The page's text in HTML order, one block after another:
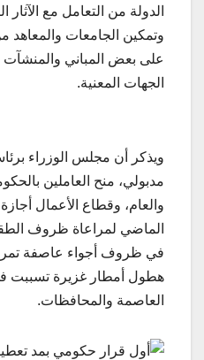
الدولة من التعامل مع الآثار
وتمكين الجامعات والمعاهد
على بعض المباني والمنشآت
الجهات المعنية.
ويذكر أن مجلس الوزراء
مدبولي، منح العاملين
والعام، وقطاع الأعمال
الماضي لمراعاة ظروف
في ظروف أجواء عاصفة تمر
هطول أمطار غزيرة تسببت
العاصمة والمحافظات.